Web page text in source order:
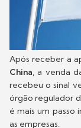
Após receber a
China, a venda
recebeu o sinal
órgão regulador
é mais um
as empresas.